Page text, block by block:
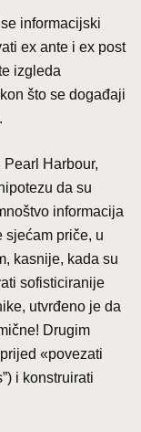
informacijski
ex ante i ex post
izgleda
što se događaji
Harbour,
da su
informacija
sjećam priče, u
kasnije, kada su
sofisticiranije
utvrđeno je da
Drugim
«povezati
i konstruirati